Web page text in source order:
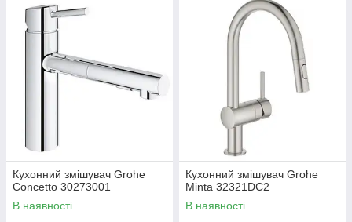
Кухонний змішувач Grohe
Concetto 30273001
В наявності
Кухонний змішувач Grohe
Minta 32321DC2
В наявності